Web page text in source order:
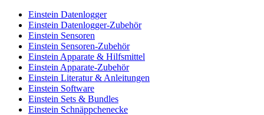
Einstein Datenlogger
Einstein Datenlogger-Zubehör
Einstein Sensoren
Einstein Sensoren-Zubehör
Einstein Apparate & Hilfsmittel
Einstein Apparate-Zubehör
Einstein Literatur & Anleitungen
Einstein Software
Einstein Sets & Bundles
Einstein Schnäppchenecke